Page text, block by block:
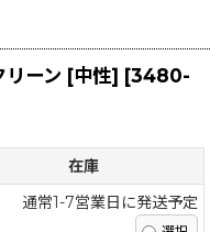
リーン [中性] [3480-
在庫
通常1-7営業日に発送予定